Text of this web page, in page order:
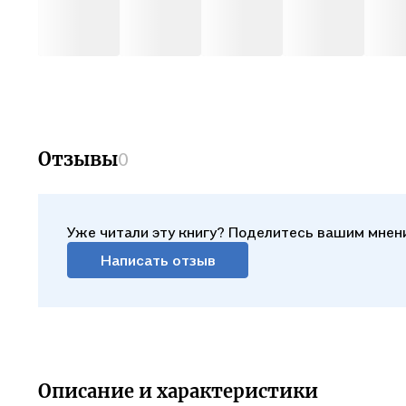
Отзывы0
Уже читали эту книгу? Поделитесь вашим
Написать отзыв
Описание и характеристики